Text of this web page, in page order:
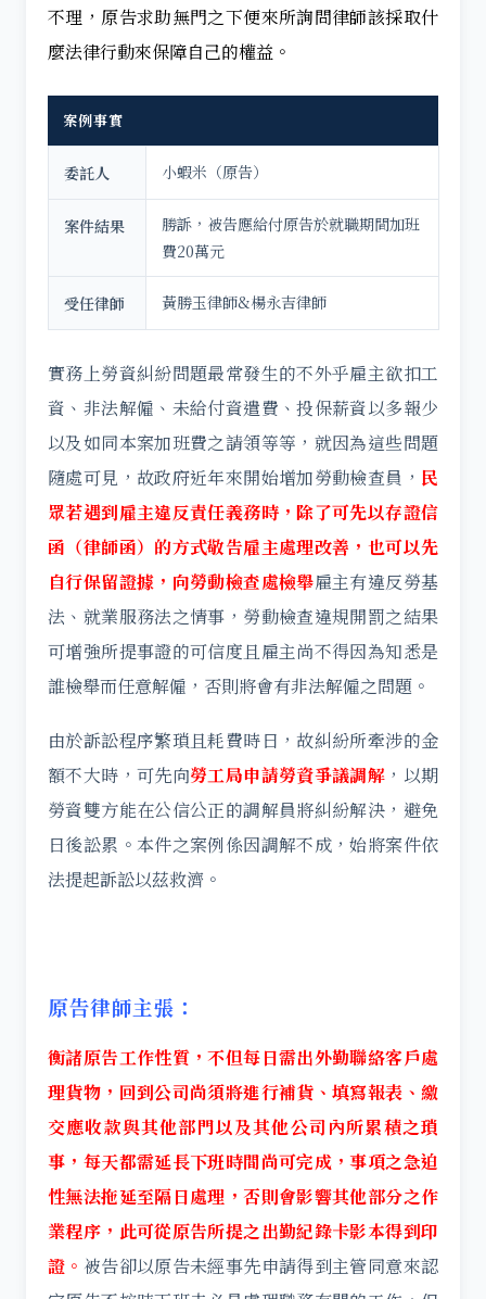
不理，原告求助無門之下便來所詢問律師該採取什
麼法律行動來保障自己的權益。
案例事實
委託人 小蝦米（原告）
案件結果
勝訴，被告應給付原告於就職期間加班
費20萬元
受任律師 黃勝玉律師&楊永吉律師
實務上勞資糾紛問題最常發生的不外乎雇主欲扣工
資、非法解僱、未給付資遣費、投保薪資以多報少
以及如同本案加班費之請領等等，就因為這些問題
隨處可見，故政府近年來開始增加勞動檢查員， 民
眾若遇到雇主違反責任義務時，除了可先以存證信
函（律師函）的方式敬告雇主處理改善，也可以先
自行保留證據，向勞動檢查處檢舉雇主有違反勞基
法、就業服務法之情事，勞動檢查違規開罰之結果
可增強所提事證的可信度且雇主尚不得因為知悉是
誰檢舉而任意解僱，否則將會有非法解僱之問題。
由於訴訟程序繁瑣且耗費時日，故糾紛所牽涉的金
額不大時，可先向勞工局申請勞資爭議調解 ，以期
勞資雙方能在公信公正的調解員將糾紛解決，避免
日後訟累。本件之案例係因調解不成，始將案件依
法提起訴訟以茲救濟。
原告律師主張：
衡諸原告工作性質，不但每日需出外勤聯絡客戶處
理貨物，回到公司尚須將進行補貨、填寫報表、繳
交應收款與其他部門以及其他公司內所累積之瑣
事，每天都需延長下班時間尚可完成，事項之急迫
性無法拖延至隔日處理，否則會影響其他部分之作
業程序，此可從原告所提之出勤紀錄卡影本得到印
證。 被告卻以原告未經事先申請得到主管同意來認